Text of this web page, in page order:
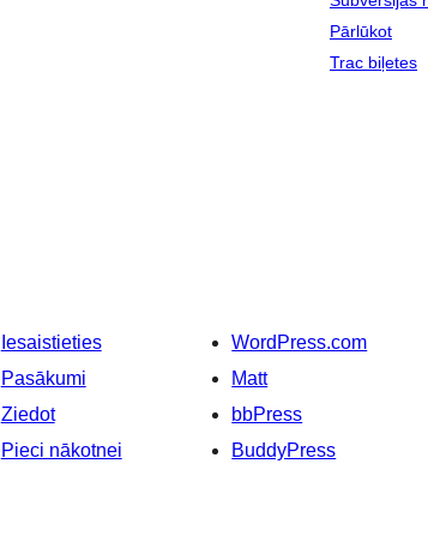
Pārlūkot
Trac biļetes
Iesaistieties
Pasākumi
Ziedot
Pieci nākotnei
WordPress.com
Matt
bbPress
BuddyPress